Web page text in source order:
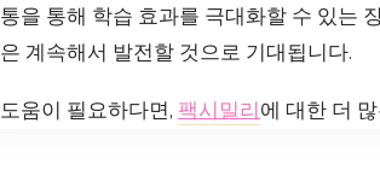
통을 통해 학습 효과를 극대화할 수 있는
은 계속해서 발전할 것으로 기대됩니다.
도움이 필요하다면, 팩시밀리에 대한 더